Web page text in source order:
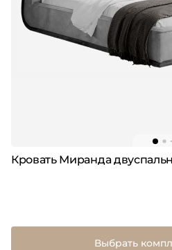
Кровать Миранда
Выбрать